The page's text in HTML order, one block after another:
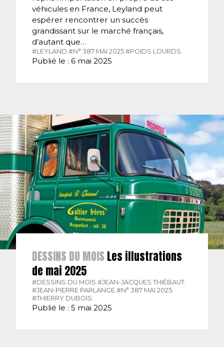
véhicules en France, Leyland peut
espérer rencontrer un succès
grandissant sur le marché français,
d’autant que…
#LEYLAND. #N° 387 MAI 2025. #POIDS LOURDS.
Publié le : 6 mai 2025
DESSINS DU MOIS Les illustrations
de mai 2025
#DESSINS DU MOIS. #JEAN-JACQUES THIÉBAUT.
#JEAN-PIERRE PARLANGE. #N° 387 MAI 2025.
#THIERRY DUBOIS.
Publié le : 5 mai 2025